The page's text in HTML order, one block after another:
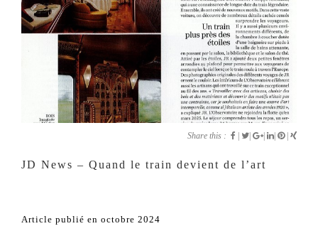
Share this : |
JD News – Quand le train devient de l’art
Article publié en octobre 2024